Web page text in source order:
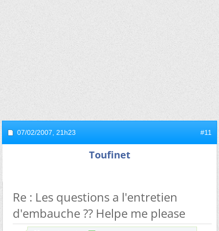
07/02/2007, 21h23 #11
Toufinet
Re : Les questions a l'entretien
d'embauche ?? Helpe me please